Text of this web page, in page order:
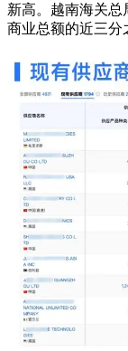
新高。越南海关总
商业总额的近三分